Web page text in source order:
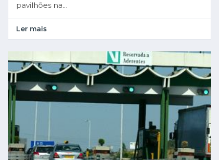
pavilhões na...
Ler mais